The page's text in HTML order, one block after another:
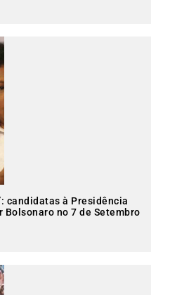
candidatas à Presidência
no 7 de Setembro